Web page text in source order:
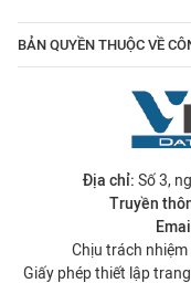
BẢN QUYỀN THUỘC VỀ
Địa chỉ: Số 3,
Truyền
Chịu trách
Giấy phép thiết lập